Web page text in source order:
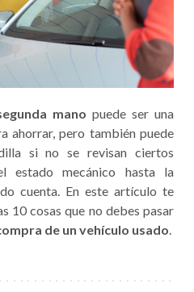
mano puede ser una
ahorrar, pero también puede
si no se revisan ciertos
estado mecánico hasta la
cuenta. En este artículo te
10 cosas que no debes pasar
de un vehículo usado.